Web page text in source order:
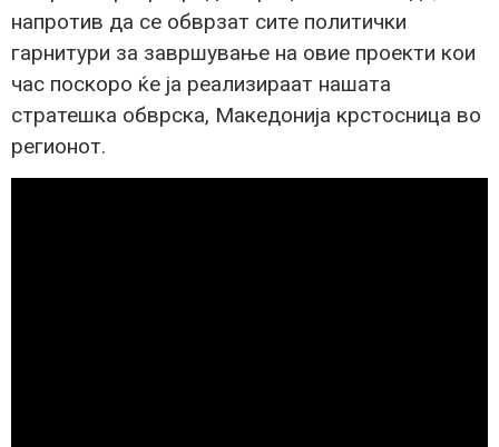
напротив да се обврзат сите политички
гарнитури за завршување на овие проекти кои
час поскоро ќе ја реализираат нашата
стратешка обврска, Македонија крстосница во
регионот.